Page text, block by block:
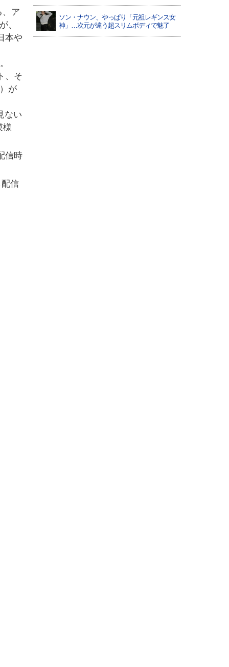
、ア
、
本や
、そ
が
ない
様
信時
信
ソン・ナウン、やっぱり「元祖レギンス女
神」…次元が違う超スリムボディで魅了